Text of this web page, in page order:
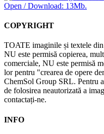
Open / Download: 13Mb.
COPYRIGHT
TOATE imaginile și textele din
NU este permisă copierea,
comerciale, NU este permisă
lor pentru "crearea de opere
ChemSol Group SRL. Pentru
de folosirea neautorizată a
contactați-ne.
INFO